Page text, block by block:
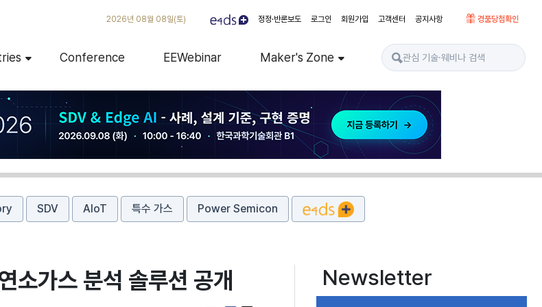
2026년 08월 08일(토) 정정·반론보도 로그인 회원가입 고객센터 공지사항 경품당첨확인
Conference EEWebinar Maker's Zone
SDV AIoT 특수 가스 Power Semicon
가스 분석 솔루션 공개 Newsletter